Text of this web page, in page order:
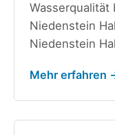
Wasserqualität
Niedenstein
Niedenstein
Mehr erfahren